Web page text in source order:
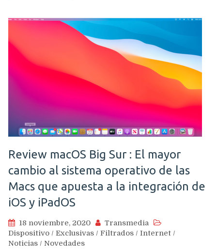
Review macOS Big Sur : El mayor
cambio al sistema operativo de las
Macs que apuesta a la integración de
iOS y iPadOS
18 noviembre, 2020
Transmedia
Dispositivo / Exclusivas / Filtrados / Internet /
Noticias / Novedades